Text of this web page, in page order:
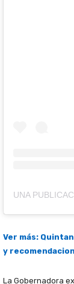
Ver más:
y
La Gobernadora